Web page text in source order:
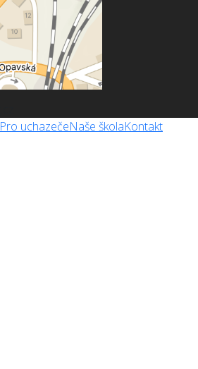
Pro uchazečeNaše školaKontakt